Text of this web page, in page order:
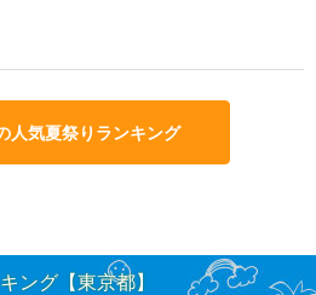
人気夏祭りランキング
ング【東京都】